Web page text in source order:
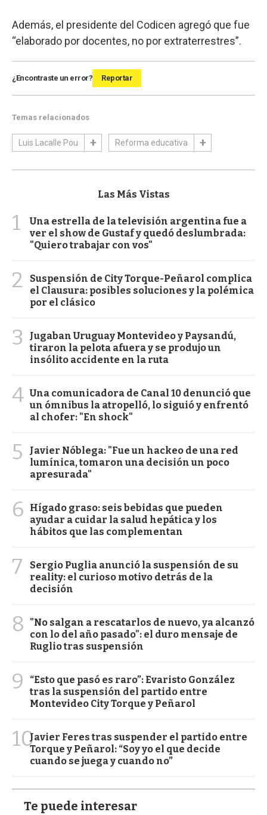
Además, el presidente del Codicen agregó que fue
“elaborado por docentes, no por extraterrestres”.
¿Encontraste un error? Reportar
Temas relacionados
Luis Lacalle Pou Reforma educativa
Las Más Vistas
1
Una estrella de la televisión argentina fue a
ver el show de Gustaf y quedó deslumbrada:
"Quiero trabajar con vos"
2
Suspensión de City Torque-Peñarol complica
el Clausura: posibles soluciones y la polémica
por el clásico
3
Jugaban Uruguay Montevideo y Paysandú,
tiraron la pelota afuera y se produjo un
insólito accidente en la ruta
4 Una comunicadora de Canal 10 denunció que
un ómnibus la atropelló, lo siguió y enfrentó
al chofer: "En shock"
5
Javier Nóblega: "Fue un hackeo de una red
lumínica, tomaron una decisión un poco
apresurada"
6
Hígado graso: seis bebidas que pueden
ayudar a cuidar la salud hepática y los
hábitos que las complementan
7
Sergio Puglia anunció la suspensión de su
reality: el curioso motivo detrás de la
decisión
8
"No salgan a rescatarlos de nuevo, ya alcanzó
con lo del año pasado": el duro mensaje de
Ruglio tras suspensión
9
“Esto que pasó es raro”: Evaristo González
tras la suspensión del partido entre
Montevideo City Torque y Peñarol
10Javier Feres tras suspender el partido entre
Torque y Peñarol: “Soy yo el que decide
cuando se juega y cuando no”
Te puede interesar